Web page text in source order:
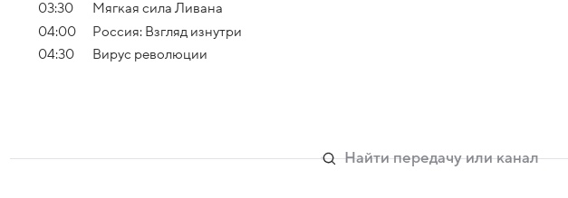
03:30
Мягкая сила Ливана
04:00
Россия: Взгляд изнутри
04:30
Вирус революции